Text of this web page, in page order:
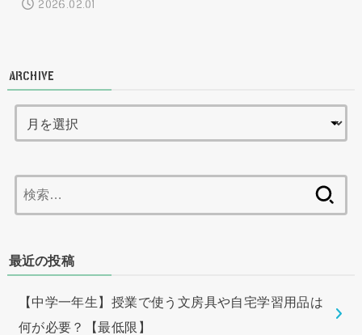
2026.02.01
ARCHIVE
索:
最近の投稿
【中学一年生】授業で使う文房具や自宅学習用品は
何が必要？【最低限】